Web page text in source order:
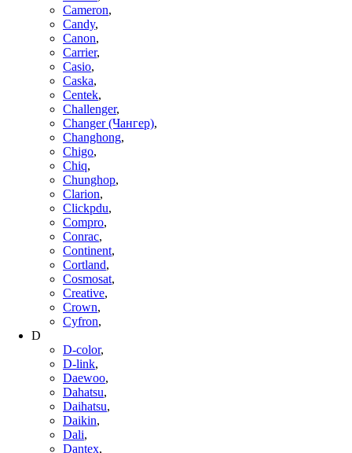
Cameron,
Candy,
Canon,
Carrier,
Casio,
Caska,
Centek,
Challenger,
Changer (Чангер),
Changhong,
Chigo,
Chiq,
Chunghop,
Clarion,
Clickpdu,
Compro,
Conrac,
Continent,
Cortland,
Cosmosat,
Creative,
Crown,
Cyfron,
D
D-color,
D-link,
Daewoo,
Dahatsu,
Daihatsu,
Daikin,
Dali,
Dantex,